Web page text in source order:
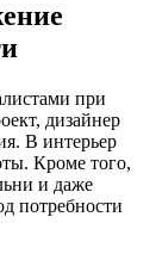
при
дизайнер
В интерьер
Кроме того,
и даже
потребности